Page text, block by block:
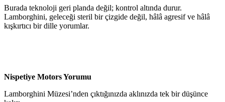
Burada teknoloji geri planda değil; kontrol altında durur.
Lamborghini, geleceği steril bir çizgide değil, hâlâ agresif ve hâlâ
kışkırtıcı bir dille yorumlar.
Nispetiye Motors Yorumu
Lamborghini Müzesi’nden çıktığınızda aklınızda tek bir düşünce